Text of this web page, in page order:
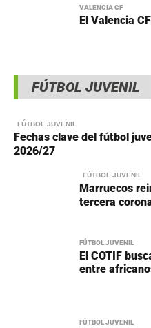
VALENCIA CF
El Valencia
FÚTBOL JUVENIL
FÚTBOL JUVENIL
Fechas clave del fútbol
2026/27
FÚTBOL JUVENIL
Marruecos
tercera
FÚTBOL JUVENIL
El COTIF
entre
FÚTBOL JUVENIL